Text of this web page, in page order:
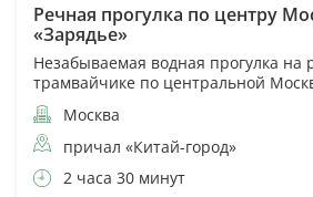
Речная прогулка по центру
«Зарядье»
Незабываемая водная прогулка на
трамвайчике по центральной
Москва
причал «Китай-город»
2 часа 30 минут